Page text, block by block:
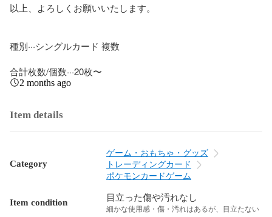
以上、よろしくお願いいたします。
種別···シングルカード 複数
合計枚数/個数···20枚〜
2 months ago
Item details
Category
ゲーム・おもちゃ・グッズ
トレーディングカード
ポケモンカードゲーム
Item condition 目立った傷や汚れなし
細かな使用感・傷・汚れはあるが、目立たない